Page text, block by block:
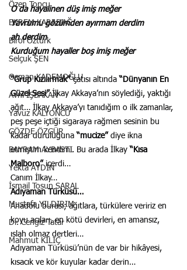
Özen Topçu
EKREM KARADAĞ
Birol Öztürk
Selçuk ŞEN
Osman KADEMOĞLU
Avni İŞBAKAN
Yavuz KALYONCU
GÖZDE ÖZGÜR
BAYRAM AYBASTI
Yekta AYDIN
İsmail Tosun SARAL
Mustafa YILDIRIM
Dr. Cengiz Tatar
Mahmut KILIÇ
O da hayalinen düş imiş meğer
Yavrumu gözümden ayırmam derdim
ah derdim
Kurduğum hayaller boş imiş meğer
“Grup Kızılırmak” çatısı altında “Dünyanın En
Güzel Sesi” İlkay Akkaya’nın söylediği, yaktığı
ağıt… İlkay Akkaya’yı tanıdığım o ilk zamanlar,
peş peşe içtiği sigaraya rağmen sesinin bu
kadar duruluğuna “mucize” diye ikna
etmiştim kendimi. Bu arada İlkay “Kısa
Malboro” içerdi…
Canım İlkay…
Adıyaman Türküsü…
Anadolu burası; ağıtlara, türkülere veririz en
koyu acıları, en kötü devirleri, en amansız,
ıslah olmaz dertleri…
Adıyaman Türküsü’nün de var bir hikâyesi,
kısacık ve kör kuyular kadar derin…